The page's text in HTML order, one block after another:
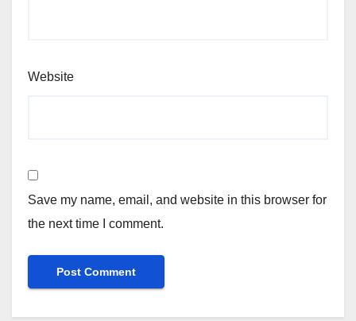
Website
Save my name, email, and website in this browser for
the next time I comment.